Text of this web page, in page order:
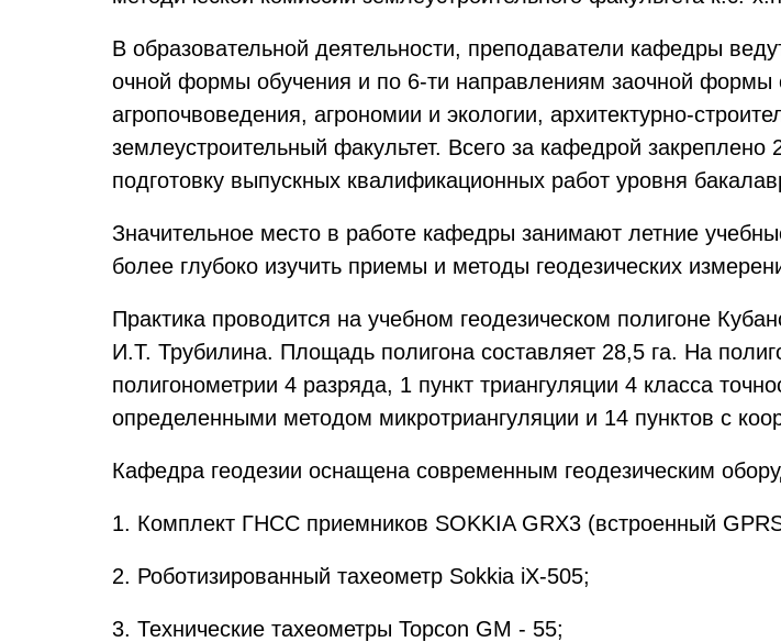
В образовательной деятельности, преподаватели кафедры
очной формы обучения и по 6-ти направлениям заочной формы
агропочвоведения, агрономии и экологии, архитектурно-
землеустроительный факультет. Всего за кафедрой
подготовку выпускных квалификационных работ уровня
Значительное место в работе кафедры занимают летние
более глубоко изучить приемы и методы геодезических
Практика проводится на учебном геодезическом полигоне
И.Т. Трубилина. Площадь полигона составляет 28,5 га. На
полигонометрии 4 разряда, 1 пункт триангуляции 4 класса
определенными методом микротриангуляции и 14 пунктов с
Кафедра геодезии оснащена современным геодезическим
1. Комплект ГНСС приемников SOKKIA GRX3 (встроенный
2. Роботизированный тахеометр Sokkia iX-505;
3. Технические тахеометры Topcon GM - 55;